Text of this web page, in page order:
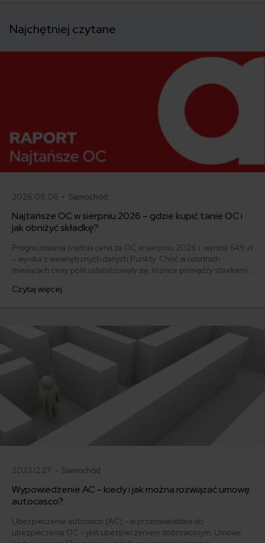
Najchętniej czytane
2026.08.06 • Samochód
Najtańsze OC w sierpniu 2026 – gdzie kupić tanie OC i
jak obniżyć składkę?
Prognozowana średnia cena za OC w sierpniu 2026 r. wynosi 649 zł
– wynika z wewnętrznych danych Punkty. Choć w ostatnich
miesiącach ceny polis ustabilizowały się, różnice pomiędzy stawkami
500 zł, inni – powyżej 1500 zł. Gdzie znaleźć najtańsze OC w Polsce
Czytaj więcej
2023.12.27 • Samochód
Wypowiedzenie AC – kiedy i jak można rozwiązać umowę
autocasco?
Ubezpieczenie autocasco (AC) – w przeciwieństwie do
ubezpieczenia OC – jest ubezpieczeniem dobrowolnym. Umowę